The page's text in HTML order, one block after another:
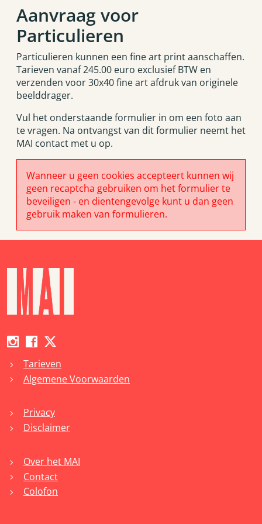
Aanvraag voor
Particulieren
Particulieren kunnen een fine art print aanschaffen.
Tarieven vanaf 245.00 euro exclusief BTW en
verzenden voor 30x40 fine art afdruk van originele
beelddrager.
Vul het onderstaande formulier in om een foto aan
te vragen. Na ontvangst van dit formulier neemt het
MAI contact met u op.
Wanneer u geen cookies accepteert kunnen wij
geen recaptcha gebruiken om het formulier te
beveiligen - en dientengevolge kunt u dan geen
gebruik maken van formulieren.
chevron_right Tarieven
chevron_right Algemene Voorwaarden
chevron_right Privacy
chevron_right Disclaimer
chevron_right Over het MAI
chevron_right Contact
chevron_right Colofon